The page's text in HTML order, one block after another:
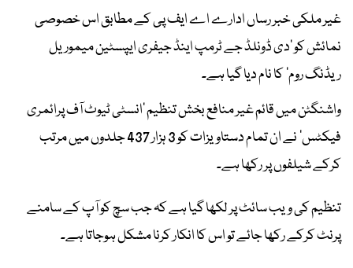
غیر ملکی خبر رساں ادارے اے ایف پی کے مطابق اس خصوصی
نمائش کو ’دی ڈونلڈ جے ٹرمپ اینڈ جیفری ایپسٹین میموریل
ریڈنگ روم‘ کا نام دیا گیا ہے۔
واشنگٹن میں قائم غیر منافع بخش تنظیم ’انسٹی ٹیوٹ آف پرائمری
فیکٹس‘ نے ان تمام دستاویزات کو 3 ہزار 437 جلدوں میں مرتب
کرکے شیلفوں پر رکھا ہے۔
تنظیم کی ویب سائٹ پر لکھا گیا ہے کہ جب سچ کو آپ کے سامنے
پرنٹ کرکے رکھا جائے تو اس کا انکار کرنا مشکل ہوجاتا ہے۔